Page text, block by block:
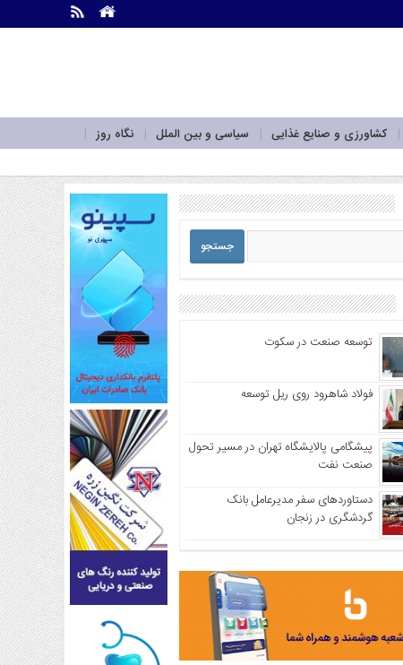
کشاورزی و صنایع غذایی سیاسی و بین الملل
نگاه روز
توسعه صنعت در سکوت
فولاد شاهرود روی ریل توسعه
پیشگامی پالایشگاه تهران در مسیر تحول
صنعت نفت
دستاوردهای سفر مدیرعامل بانک
گردشگری در زنجان